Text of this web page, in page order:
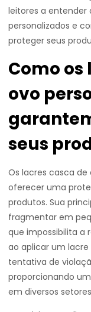
leitores a entender
personalizados e
proteger seus
Como os
ovo
seus
Os lacres casca de
oferecer uma
produtos. Sua
fragmentar em
que impossibilita a
ao aplicar um
tentativa de
proporcionando
em diversos